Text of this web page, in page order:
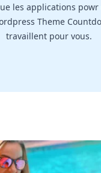
les applications powr
Theme
travaillent pour vous.